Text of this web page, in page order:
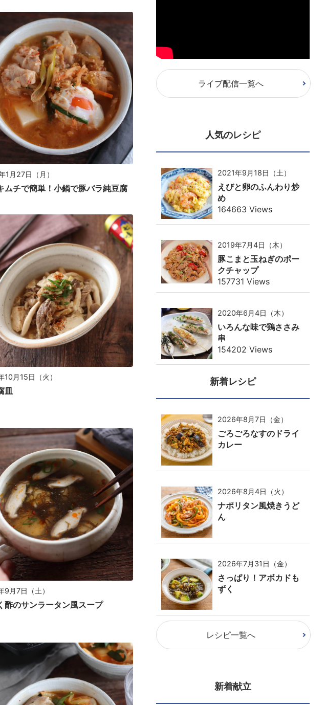
1月27日（月）
ムチで簡単！小鍋で豚バラ純豆腐
10月15日（火）
皿
9月7日（土）
酢のサンラータン風スープ
ライブ配信一覧へ
人気のレシピ
2021年9月18日（土）
えびと卵のふんわり炒
め
164663 Views
2019年7月4日（木）
豚こまと玉ねぎのポー
クチャップ
157731 Views
2020年6月4日（木）
いろんな味で鶏ささみ
串
154202 Views
新着レシピ
2026年8月7日（金）
ごろごろなすのドライ
カレー
2026年8月4日（火）
ナポリタン風焼きうど
ん
2026年7月31日（金）
さっぱり！アボカドも
ずく
レシピ一覧へ
新着献立